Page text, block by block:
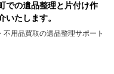
での遺品整理と片付け作
いたします。
不用品買取の遺品整理サポート